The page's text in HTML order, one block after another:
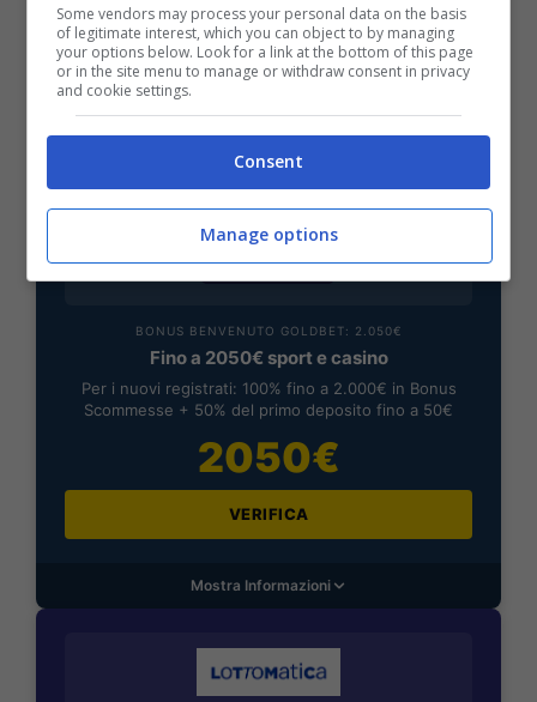
bonus rimborso sul primo deposito
200€
BONUS BENVENUTO GOLDBET: 2.050€
Fino a 2050€ sport e casino
Per i nuovi registrati: 100% fino a 2.000€ in Bonus
Scommesse + 50% del primo deposito fino a 50€
2050€
VERIFICA
Mostra Informazioni
Some vendors may process your personal data on the basis
of legitimate interest, which you can object to by managing
your options below. Look for a link at the bottom of this page
or in the site menu to manage or withdraw consent in privacy
and cookie settings.
Consent
Manage options